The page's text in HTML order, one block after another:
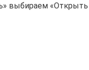
выбираем «Открыть